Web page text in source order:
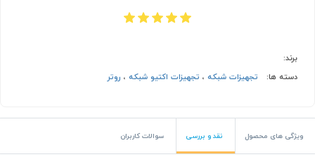
برند:
دسته ها:
تجهیزات شبکه، تجهیزات اکتیو شبکه، روتر
ویژگی های محصول نقد و بررسی سوالات کاربران